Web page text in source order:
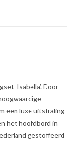
‘Isabella’. Door
een luxe uitstraling
het hoofdbord in
gestoffeerd